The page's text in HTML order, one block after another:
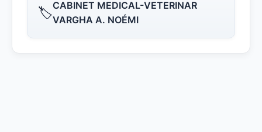
🏷️CABINET MEDICAL-VETERINAR
VARGHA A. NOÉMI